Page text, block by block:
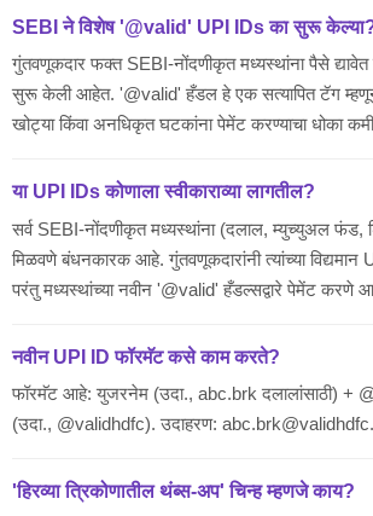
SEBI ने विशेष '@valid' UPI IDs का सुरू
गुंतवणूकदार फक्त SEBI-नोंदणीकृत मध्यस्थांना पैसे द्यावेत
सुरू केली आहेत. '@valid' हँडल हे एक सत्यापित टॅग
खोट्या किंवा अनधिकृत घटकांना पेमेंट करण्याचा धोका कमी
या UPI IDs कोणाला स्वीकाराव्या लागतील?
सर्व SEBI-नोंदणीकृत मध्यस्थांना (दलाल, म्युच्युअल फंड,
मिळवणे बंधनकारक आहे. गुंतवणूकदारांनी त्यांच्या
परंतु मध्यस्थांच्या नवीन '@valid' हँडल्सद्वारे पेमेंट
नवीन UPI ID फॉरमॅट कसे काम करते?
फॉरमॅट आहे: युजरनेम (उदा., abc.brk दलालांसाठी) +
(उदा., @validhdfc). उदाहरण: abc.brk@validhdfc.
'हिरव्या त्रिकोणातील थंब्स-अप' चिन्ह म्हणजे काय?